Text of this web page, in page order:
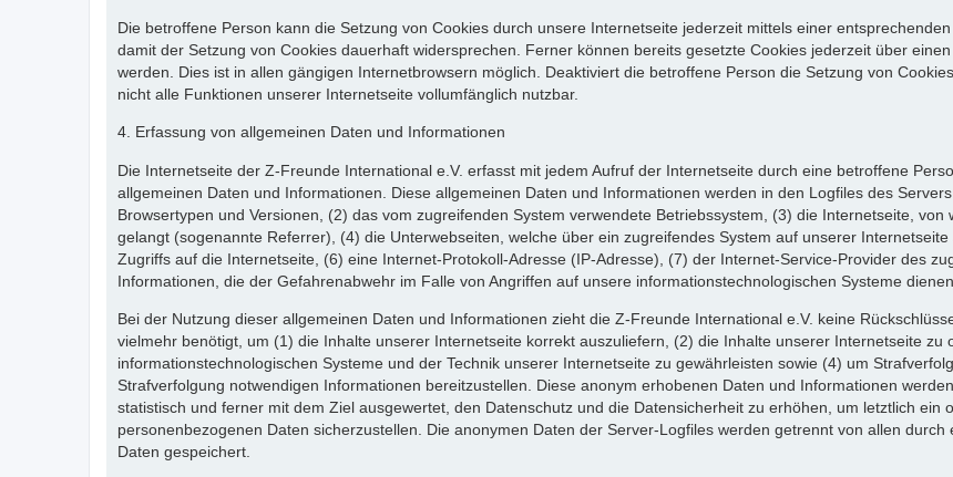
Die betroffene Person kann die Setzung von Cookies durch unsere Internetseite jederzeit mittels einer
damit der Setzung von Cookies dauerhaft widersprechen. Ferner können bereits gesetzte Cookies jederzeit über
werden. Dies ist in allen gängigen Internetbrowsern möglich. Deaktiviert die betroffene Person die Setzung von
nicht alle Funktionen unserer Internetseite vollumfänglich nutzbar.
4. Erfassung von allgemeinen Daten und Informationen
Die Internetseite der Z-Freunde International e.V. erfasst mit jedem Aufruf der Internetseite durch eine betroffene
allgemeinen Daten und Informationen. Diese allgemeinen Daten und Informationen werden in den Logfiles des
Browsertypen und Versionen, (2) das vom zugreifenden System verwendete Betriebssystem, (3) die Internetseite,
gelangt (sogenannte Referrer), (4) die Unterwebseiten, welche über ein zugreifendes System auf unserer
Zugriffs auf die Internetseite, (6) eine Internet-Protokoll-Adresse (IP-Adresse), (7) der Internet-Service-Provider des
Informationen, die der Gefahrenabwehr im Falle von Angriffen auf unsere informationstechnologischen Systeme dienen.
Bei der Nutzung dieser allgemeinen Daten und Informationen zieht die Z-Freunde International e.V. keine
vielmehr benötigt, um (1) die Inhalte unserer Internetseite korrekt auszuliefern, (2) die Inhalte unserer Internetseite
informationstechnologischen Systeme und der Technik unserer Internetseite zu gewährleisten sowie (4) um
Strafverfolgung notwendigen Informationen bereitzustellen. Diese anonym erhobenen Daten und Informationen
statistisch und ferner mit dem Ziel ausgewertet, den Datenschutz und die Datensicherheit zu erhöhen, um letztlich ein
personenbezogenen Daten sicherzustellen. Die anonymen Daten der Server-Logfiles werden getrennt von allen
Daten gespeichert.